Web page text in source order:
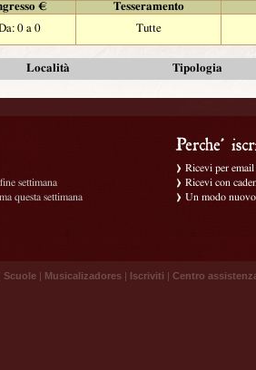
€
Tesseramento
0 a 0 Tutte
Località Tipologia
settimana
questa settimana
Ricevi per
Ricevi con
Un modo
Scuole | Musicalizadores | Iscriviti | Centro